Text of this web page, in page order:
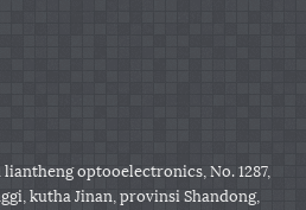
optooelectronics, No. 1287,
kutha Jinan, provinsi Shandong,